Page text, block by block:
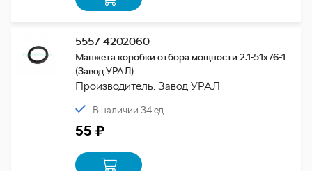
5557-4202060
Манжета коробки отбора мощности 2.1-51х76-1
(Завод УРАЛ)
Производитель: Завод УРАЛ
В наличии 34 ед
55 ₽